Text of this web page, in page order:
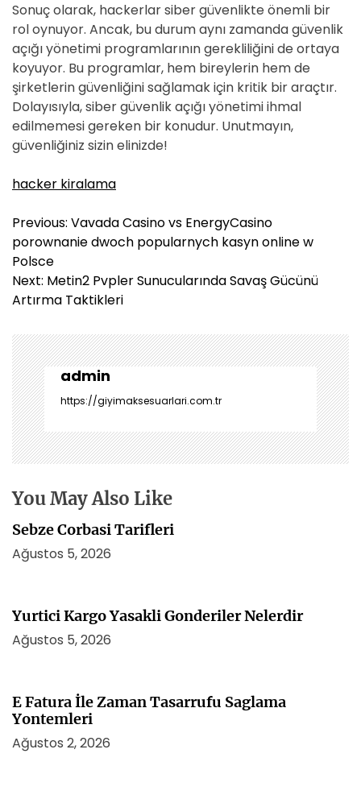
Sonuç olarak, hackerlar siber güvenlikte önemli bir
rol oynuyor. Ancak, bu durum aynı zamanda güvenlik
açığı yönetimi programlarının gerekliliğini de ortaya
koyuyor. Bu programlar, hem bireylerin hem de
şirketlerin güvenliğini sağlamak için kritik bir araçtır.
Dolayısıyla, siber güvenlik açığı yönetimi ihmal
edilmemesi gereken bir konudur. Unutmayın,
güvenliğiniz sizin elinizde!
hacker kiralama
Y
a
z
ı
g
z
i
n
m
e
s
i
Previous: Vavada Casino vs EnergyCasino
porownanie dwoch popularnych kasyn online w
Polsce
Next: Metin2 Pvpler Sunucularında Savaş Gücünü
Artırma Taktikleri
admin
https://giyimaksesuarlari.com.tr
You May Also Like
Sebze Corbasi Tarifleri
Ağustos 5, 2026
Yurtici Kargo Yasakli Gonderiler Nelerdir
Ağustos 5, 2026
E Fatura İle Zaman Tasarrufu Saglama
Yontemleri
Ağustos 2, 2026